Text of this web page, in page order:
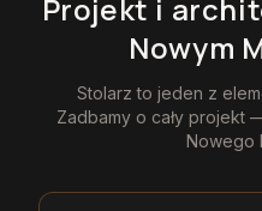
Projekt i
Nowym
Stolarz to jeden z
Zadbamy o cały projekt
Nowego